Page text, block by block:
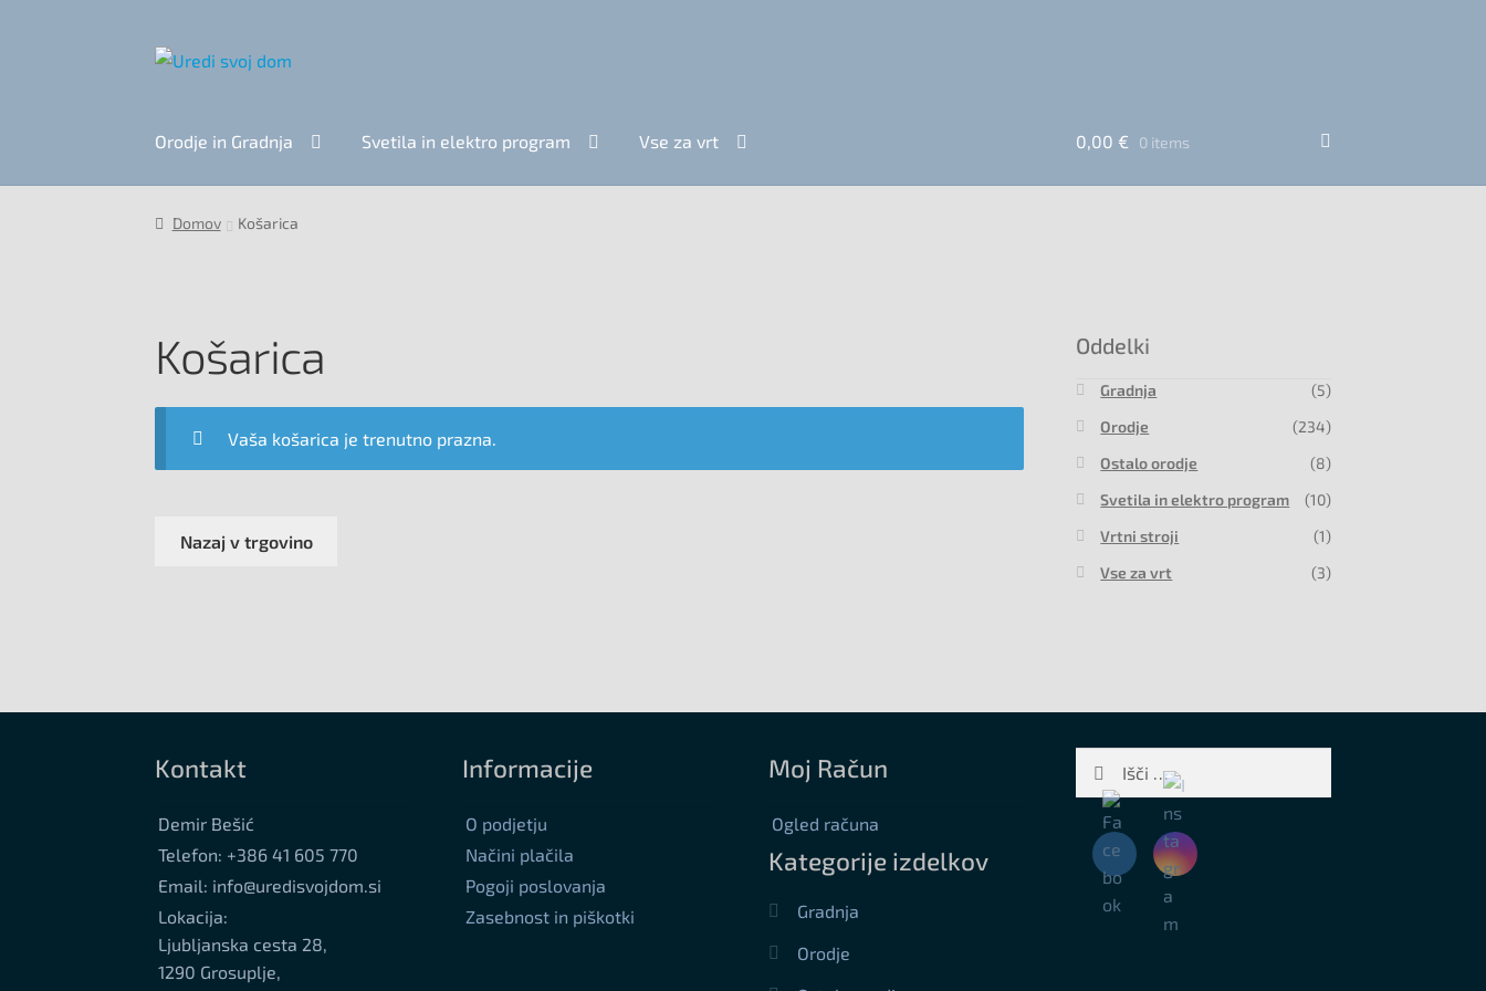
Skip
Skip
Orodje in Gradnja
Svetila in elektro program Vse za vrt 0,00 € 0 items
Domov Košarica
Košarica
Vaša košarica je trenutno prazna.
Nazaj v trgovino
Oddelki
Gradnja
(5)
Orodje
(234)
Ostalo orodje
(8)
Svetila in elektro program
(10)
Vrtni stroji
(1)
Vse za vrt
(3)
Kontakt
Demir Bešić
Telefon: +386 41 605 770
Email: info@uredisvojdom.si
Lokacija:
Ljubljanska cesta 28,
1290 Grosuplje,
Informacije
O podjetju
Načini plačila
Pogoji poslovanja
Zasebnost in piškotki
Moj Račun
Ogled računa
Kategorije izdelkov
Gradnja
Orodje